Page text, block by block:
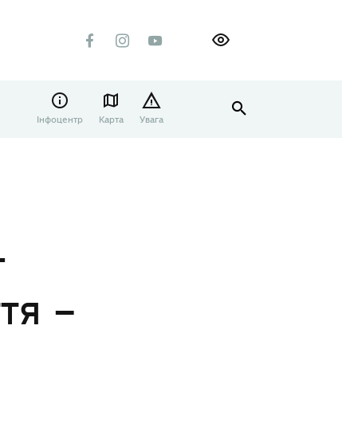
Інфоцентр Карта Увага
–